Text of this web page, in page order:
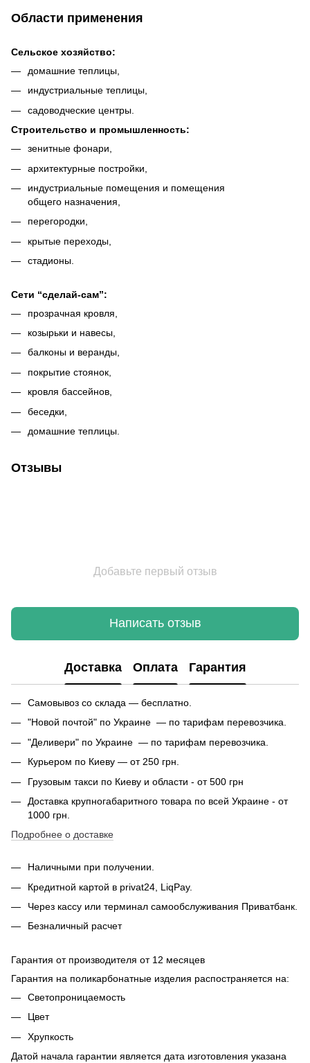
Области применения
Сельское хозяйство:
домашние теплицы,
индустриальные теплицы,
садоводческие центры.
Строительство и промышленность:
зенитные фонари,
архитектурные постройки,
индустриальные помещения и помещения
общего назначения,
перегородки,
крытые переходы,
стадионы.
Сети “cделай-cам”:
прозрачная кровля,
козырьки и навесы,
балконы и веранды,
покрытие стоянок,
кровля бассейнов,
беседки,
домашние теплицы.
Отзывы
Добавьте первый отзыв
Написать отзыв
Доставка Оплата Гарантия
Самовывоз со склада — бесплатно.
"Новой почтой" по Украине — по тарифам перевозчика.
"Деливери" по Украине — по тарифам перевозчика.
Курьером по Киеву — от 250 грн.
Грузовым такси по Киеву и области - от 500 грн
Доставка крупногабаритного товара по всей Украине - от
1000 грн.
Подробнее о доставке
Наличными при получении.
Кредитной картой в privat24, LiqPay.
Через кассу или терминал самообслуживания Приватбанк.
Безналичный расчет
Гарантия от производителя от 12 месяцев
Гарантия на поликарбонатные изделия распостраняется на:
Светопроницаемость
Цвет
Хрупкость
Датой начала гарантии является дата изготовления указана